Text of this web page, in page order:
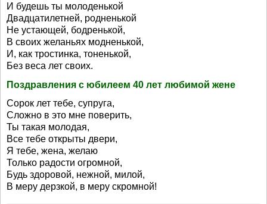
И будешь ты молоденькой
Двадцатилетней, родненькой
Не устающей, бодренькой,
В своих желаньях модненькой,
И, как тростинка, тоненькой,
Без веса лет своих.
Поздравления с юбилеем 40 лет любимой жене
Сорок лет тебе, супруга,
Сложно в это мне поверить,
Ты такая молодая,
Все тебе открыты двери,
Я тебе, жена, желаю
Только радости огромной,
Будь здоровой, нежной, милой,
В меру дерзкой, в меру скромной!